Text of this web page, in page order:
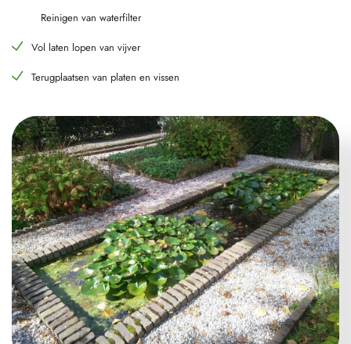
Reinigen van waterfilter
Vol laten lopen van vijver
Terugplaatsen van platen en vissen